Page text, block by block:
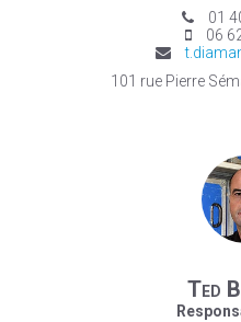
01
06
101 rue Pierre
Ted